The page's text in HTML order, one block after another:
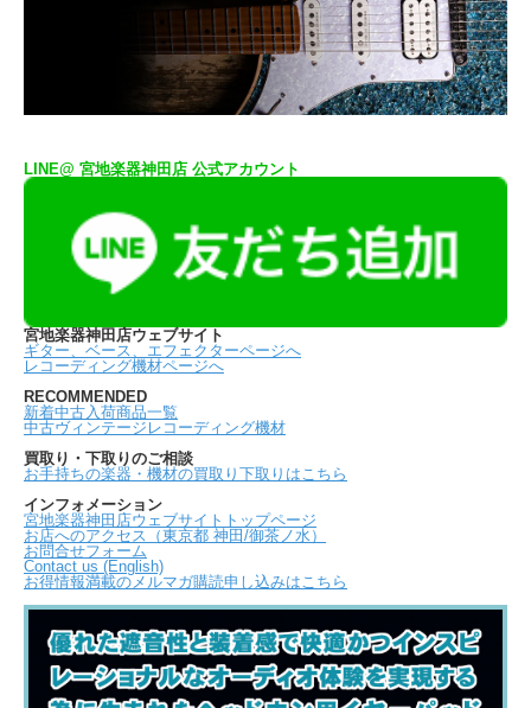
LINE@ 宮地楽器神田店 公式アカウント
宮地楽器神田店ウェブサイト
ギター、ベース、エフェクターページへ
レコーディング機材ページへ
RECOMMENDED
新着中古入荷商品一覧
中古ヴィンテージレコーディング機材
買取り・下取りのご相談
お手持ちの楽器・機材の買取り下取りはこちら
インフォメーション
宮地楽器神田店ウェブサイトトップページ
お店へのアクセス（東京都 神田/御茶ノ水）
お問合せフォーム
Contact us (English)
お得情報満載のメルマガ購読申し込みはこちら